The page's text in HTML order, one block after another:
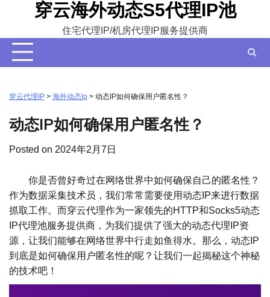
content
穿云海外动态S5代理IP池
住宅代理IP/机房代理IP服务提供商
穿云代理IP > 海外动态ip > 动态IP如何确保用户匿名性？
动态IP如何确保用户匿名性？
Posted on 2024年2月7日
你是否曾好奇过在网络世界中如何确保自己的匿名性？
作为数据采集技术员，我们常常需要使用动态IP来进行数据
抓取工作。而穿云代理作为一家领先的HTTP和Socks5动态
IP代理池服务提供商，为我们提供了强大的动态代理IP资
源，让我们能够在网络世界中行走如鱼得水。那么，动态IP
到底是如何确保用户匿名性的呢？让我们一起揭秘这个神秘
的技术吧！